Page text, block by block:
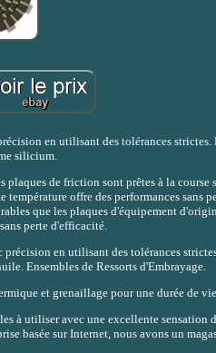
en utilisant des tolérances strictes.
silicium.
de friction sont prêtes à la course
offre des performances sans
que les plaques d'équipement
perte d'efficacité.
en utilisant des tolérances
Ensembles de Ressorts d'Embrayage.
et grenaillage pour une durée de
à utiliser avec une excellente sensation
basée sur Internet, nous avons un